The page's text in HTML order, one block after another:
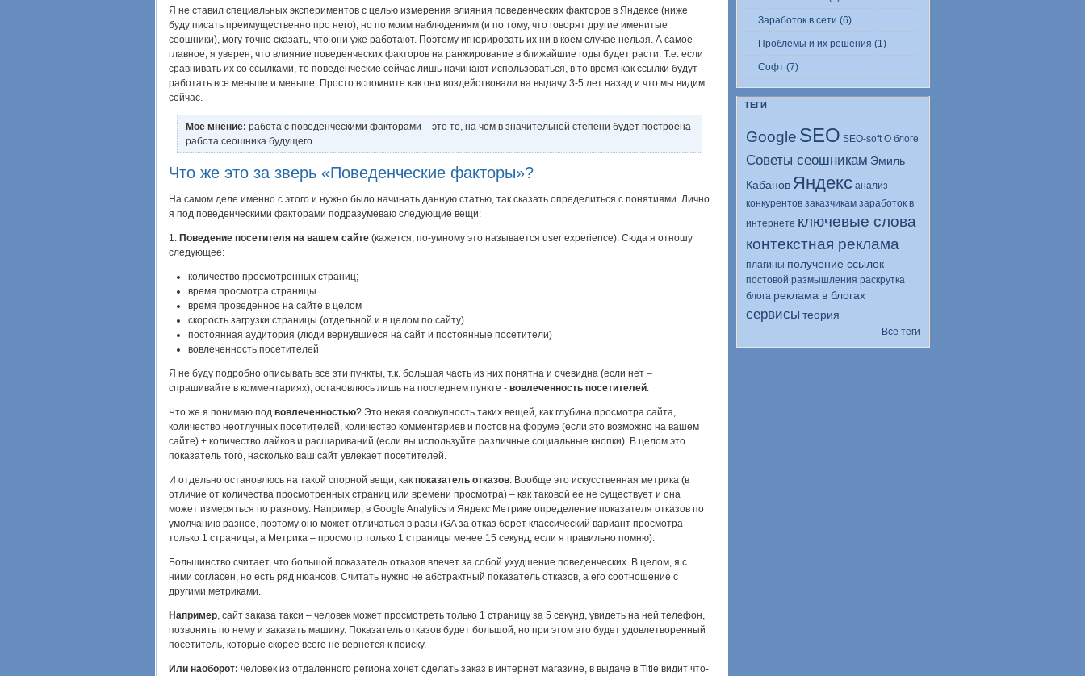
Я не ставил специальных экспериментов с целью измерения влияния поведенческих факторов в Яндексе (ниже
буду писать преимущественно про него), но по моим наблюдениям (и по тому, что говорят другие именитые
сеошники), могу точно сказать, что они уже работают. Поэтому игнорировать их ни в коем случае нельзя. А самое
главное, я уверен, что влияние поведенческих факторов на ранжирование в ближайшие годы будет расти. Т.е. если
сравнивать их со ссылками, то поведенческие сейчас лишь начинают использоваться, в то время как ссылки будут
работать все меньше и меньше. Просто вспомните как они воздействовали на выдачу 3-5 лет назад и что мы видим
сейчас.
Мое мнение: работа с поведенческими факторами – это то, на чем в значительной степени будет построена
работа сеошника будущего.
Что же это за зверь «Поведенческие факторы»?
На самом деле именно с этого и нужно было начинать данную статью, так сказать определиться с понятиями. Лично
я под поведенческими факторами подразумеваю следующие вещи:
1. Поведение посетителя на вашем сайте (кажется, по-умному это называется user experience). Сюда я отношу
следующее:
количество просмотренных страниц;
время просмотра страницы
время проведенное на сайте в целом
скорость загрузки страницы (отдельной и в целом по сайту)
постоянная аудитория (люди вернувшиеся на сайт и постоянные посетители)
вовлеченность посетителей
Я не буду подробно описывать все эти пункты, т.к. большая часть из них понятна и очевидна (если нет –
спрашивайте в комментариях), остановлюсь лишь на последнем пункте - вовлеченность посетителей.
Что же я понимаю под вовлеченностью? Это некая совокупность таких вещей, как глубина просмотра сайта,
количество неотлучных посетителей, количество комментариев и постов на форуме (если это возможно на вашем
сайте) + количество лайков и расшариваний (если вы используйте различные социальные кнопки). В целом это
показатель того, насколько ваш сайт увлекает посетителей.
И отдельно остановлюсь на такой спорной вещи, как показатель отказов. Вообще это искусственная метрика (в
отличие от количества просмотренных страниц или времени просмотра) – как таковой ее не существует и она
может измеряться по разному. Например, в Google Analytics и Яндекс Метрике определение показателя отказов по
умолчанию разное, поэтому оно может отличаться в разы (GA за отказ берет классический вариант просмотра
только 1 страницы, а Метрика – просмотр только 1 страницы менее 15 секунд, если я правильно помню).
Большинство считает, что большой показатель отказов влечет за собой ухудшение поведенческих. В целом, я с
ними согласен, но есть ряд нюансов. Считать нужно не абстрактный показатель отказов, а его соотношение с
другими метриками.
Например, сайт заказа такси – человек может просмотреть только 1 страницу за 5 секунд, увидеть на ней телефон,
позвонить по нему и заказать машину. Показатель отказов будет большой, но при этом это будет удовлетворенный
посетитель, которые скорее всего не вернется к поиску.
Или наоборот: человек из отдаленного региона хочет сделать заказ в интернет магазине, в выдаче в Title видит что-
Заработок в сети (6)
Проблемы и их решения (1)
Софт (7)
ТЕГИ
Google SEO SEO-soft О блоге
Советы сеошникам Эмиль
Кабанов Яндекс анализ
конкурентов заказчикам заработок в
интернете ключевые слова
контекстная реклама
плагины получение ссылок
постовой размышления раскрутка
блога реклама в блогах
сервисы теория
Все теги